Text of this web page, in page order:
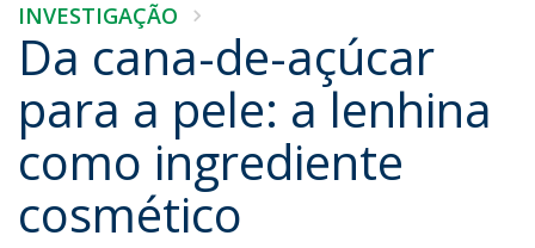
INVESTIGAÇÃO
Da cana-de-açúcar
para a pele: a lenhina
como ingrediente
cosmético